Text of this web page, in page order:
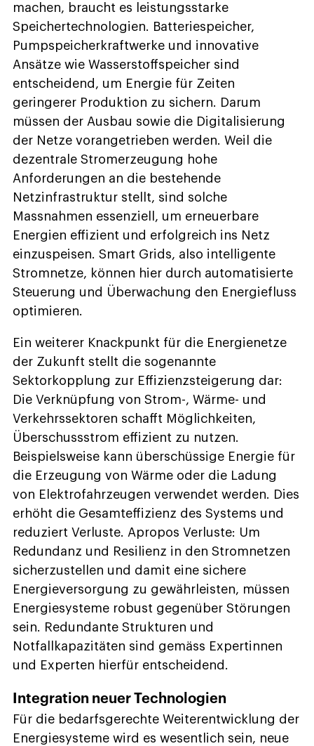
machen, braucht es leistungsstarke
Speichertechnologien. Batteriespeicher,
Pumpspeicherkraftwerke und innovative
Ansätze wie Wasserstoffspeicher sind
entscheidend, um Energie für Zeiten
geringerer Produktion zu sichern. Darum
müssen der Ausbau sowie die Digitalisierung
der Netze vorangetrieben werden. Weil die
dezentrale Stromerzeugung hohe
Anforderungen an die bestehende
Netzinfrastruktur stellt, sind solche
Massnahmen essenziell, um erneuerbare
Energien effizient und erfolgreich ins Netz
einzuspeisen. Smart Grids, also intelligente
Stromnetze, können hier durch automatisierte
Steuerung und Überwachung den Energiefluss
optimieren.
Ein weiterer Knackpunkt für die Energienetze
der Zukunft stellt die sogenannte
Sektorkopplung zur Effizienzsteigerung dar:
Die Verknüpfung von Strom-, Wärme- und
Verkehrssektoren schafft Möglichkeiten,
Überschussstrom effizient zu nutzen.
Beispielsweise kann überschüssige Energie für
die Erzeugung von Wärme oder die Ladung
von Elektrofahrzeugen verwendet werden. Dies
erhöht die Gesamteffizienz des Systems und
reduziert Verluste. Apropos Verluste: Um
Redundanz und Resilienz in den Stromnetzen
sicherzustellen und damit eine sichere
Energieversorgung zu gewährleisten, müssen
Energiesysteme robust gegenüber Störungen
sein. Redundante Strukturen und
Notfallkapazitäten sind gemäss Expertinnen
und Experten hierfür entscheidend.
Integration neuer Technologien
Für die bedarfsgerechte Weiterentwicklung der
Energiesysteme wird es wesentlich sein, neue